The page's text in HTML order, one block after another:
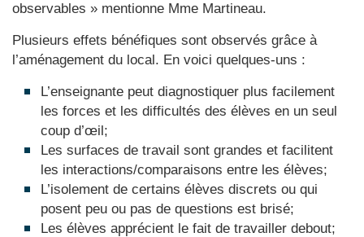
observables » mentionne Mme Martineau.
Plusieurs effets bénéfiques sont observés grâce à
l’aménagement du local. En voici quelques-uns :
L’enseignante peut diagnostiquer plus facilement
les forces et les difficultés des élèves en un seul
coup d’œil;
Les surfaces de travail sont grandes et facilitent
les interactions/comparaisons entre les élèves;
L’isolement de certains élèves discrets ou qui
posent peu ou pas de questions est brisé;
Les élèves apprécient le fait de travailler debout;